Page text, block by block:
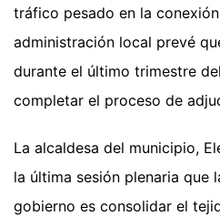
tráfico pesado en la
administración local prevé
durante el último trimestre
completar el proceso de
La alcaldesa del municipio,
la última sesión plenaria que
gobierno es consolidar el